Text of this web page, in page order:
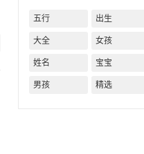
五行 出生
大全 女孩
姓名 宝宝
男孩 精选